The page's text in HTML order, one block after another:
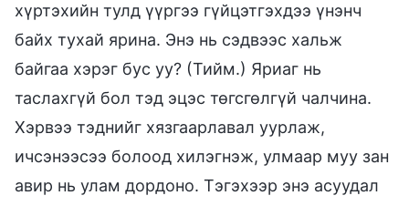
хүртэхийн тулд үүргээ гүйцэтгэхдээ үнэнч
байх тухай ярина. Энэ нь сэдвээс хальж
байгаа хэрэг бус уу? (Тийм.) Яриаг нь
таслахгүй бол тэд эцэс төгсгөлгүй чалчина.
Хэрвээ тэднийг хязгаарлавал уурлаж,
ичсэнээсээ болоод хилэгнэж, улмаар муу зан
авир нь улам дордоно. Тэгэхээр энэ асуудал